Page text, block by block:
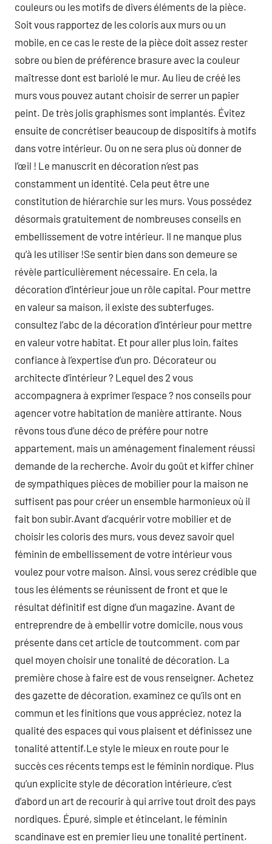
couleurs ou les motifs de divers éléments de la pièce.
Soit vous rapportez de les coloris aux murs ou un
mobile, en ce cas le reste de la pièce doit assez rester
sobre ou bien de préférence brasure avec la couleur
maîtresse dont est bariolé le mur. Au lieu de créé les
murs vous pouvez autant choisir de serrer un papier
peint. De très jolis graphismes sont implantés. Évitez
ensuite de concrétiser beaucoup de dispositifs à motifs
dans votre intérieur. Ou on ne sera plus où donner de
l’œil ! Le manuscrit en décoration n’est pas
constamment un identité. Cela peut être une
constitution de hiérarchie sur les murs. Vous possédez
désormais gratuitement de nombreuses conseils en
embellissement de votre intérieur. Il ne manque plus
qu’à les utiliser !Se sentir bien dans son demeure se
révèle particulièrement nécessaire. En cela, la
décoration d’intérieur joue un rôle capital. Pour mettre
en valeur sa maison, il existe des subterfuges.
consultez l’abc de la décoration d’intérieur pour mettre
en valeur votre habitat. Et pour aller plus loin, faites
confiance à l’expertise d’un pro. Décorateur ou
architecte d’intérieur ? Lequel des 2 vous
accompagnera à exprimer l’espace ? nos conseils pour
agencer votre habitation de manière attirante. Nous
rêvons tous d’une déco de préfére pour notre
appartement, mais un aménagement finalement réussi
demande de la recherche. Avoir du goût et kiffer chiner
de sympathiques pièces de mobilier pour la maison ne
suffisent pas pour créer un ensemble harmonieux où il
fait bon subir.Avant d’acquérir votre mobilier et de
choisir les coloris des murs, vous devez savoir quel
féminin de embellissement de votre intérieur vous
voulez pour votre maison. Ainsi, vous serez crédible que
tous les éléments se réunissent de front et que le
résultat définitif est digne d’un magazine. Avant de
entreprendre de à embellir votre domicile, nous vous
présente dans cet article de toutcomment. com par
quel moyen choisir une tonalité de décoration. La
première chose à faire est de vous renseigner. Achetez
des gazette de décoration, examinez ce qu’ils ont en
commun et les finitions que vous appréciez, notez la
qualité des espaces qui vous plaisent et définissez une
tonalité attentif.Le style le mieux en route pour le
succès ces récents temps est le féminin nordique. Plus
qu’un explicite style de décoration intérieure, c’est
d’abord un art de recourir à qui arrive tout droit des pays
nordiques. Épuré, simple et étincelant, le féminin
scandinave est en premier lieu une tonalité pertinent.